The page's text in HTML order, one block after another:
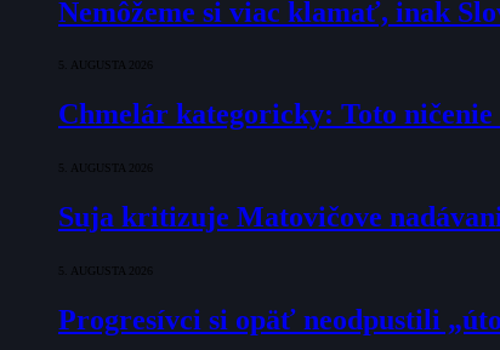
Nemôžeme si viac klamať, inak
5. AUGUSTA 2026
Chmelár kategoricky: Toto
5. AUGUSTA 2026
Suja kritizuje Matovičove
5. AUGUSTA 2026
Progresívci si opäť neodpustili